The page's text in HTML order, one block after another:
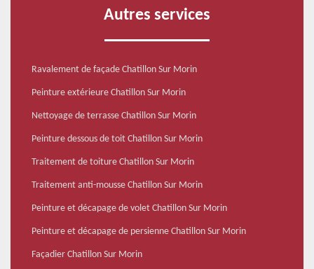
Autres services
Ravalement de façade Chatillon Sur Morin
Peinture extérieure Chatillon Sur Morin
Nettoyage de terrasse Chatillon Sur Morin
Peinture dessous de toit Chatillon Sur Morin
Traitement de toiture Chatillon Sur Morin
Traitement anti-mousse Chatillon Sur Morin
Peinture et décapage de volet Chatillon Sur Morin
Peinture et décapage de persienne Chatillon Sur Morin
Façadier Chatillon Sur Morin